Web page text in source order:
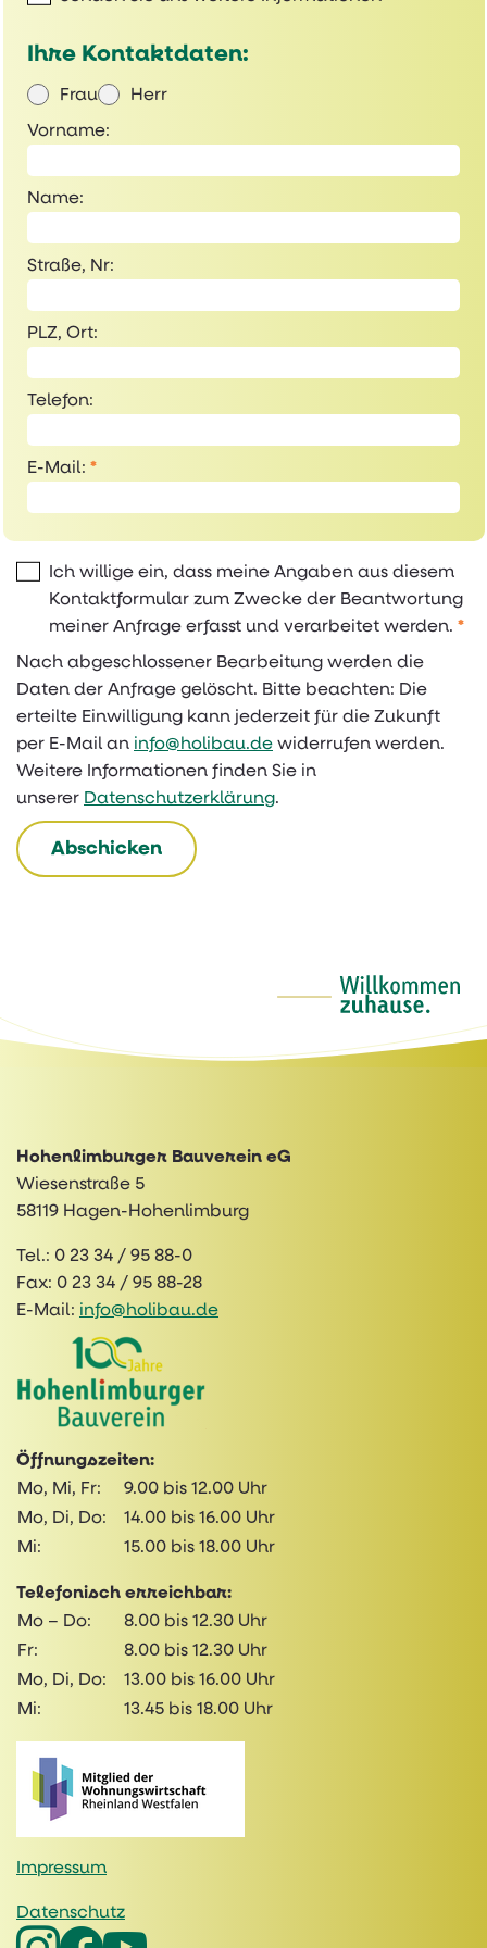
Ihre Kontaktdaten:
Frau Herr
Vorname:
Name:
Straße, Nr:
PLZ, Ort:
Telefon:
E-Mail: *
Ich willige ein, dass meine Angaben aus diesem
Kontaktformular zum Zwecke der Beantwortung
meiner Anfrage erfasst und verarbeitet werden. *
Nach abgeschlossener Bearbeitung werden die
Daten der Anfrage gelöscht. Bitte beachten: Die
erteilte Einwilligung kann jederzeit für die Zukunft
per E-Mail an info@holibau.de widerrufen werden.
Weitere Informationen finden Sie in
unserer Datenschutzerklärung.
Abschicken
Hohenlimburger Bauverein eG
Wiesenstraße 5
58119 Hagen-Hohenlimburg
Tel.: 0 23 34 / 95 88-0
Fax: 0 23 34 / 95 88-28
E-Mail: info@holibau.de
Öffnungszeiten:
Mo, Mi, Fr:
9.00 bis 12.00 Uhr
Mo, Di, Do:
14.00 bis 16.00 Uhr
Mi:
15.00 bis 18.00 Uhr
Telefonisch erreichbar:
Mo – Do:
8.00 bis 12.30 Uhr
Fr:
8.00 bis 12.30 Uhr
Mo, Di, Do:
13.00 bis 16.00 Uhr
Mi:
13.45 bis 18.00 Uhr
Impressum
Datenschutz
Holibau bei Instagram
Holibau bei Facebook
Holibau bei Youtube